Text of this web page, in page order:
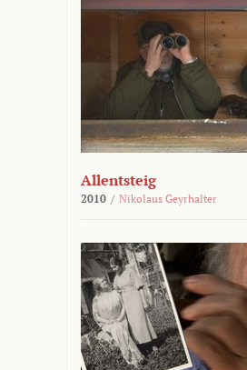
Allentsteig
2010 / Nikolaus Geyrhalter